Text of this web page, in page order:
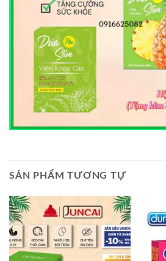
SẢN PHẨM TƯƠNG TỰ